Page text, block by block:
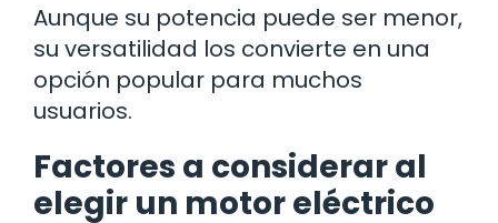
Aunque su potencia puede ser menor,
su versatilidad los convierte en una
opción popular para muchos
usuarios.
Factores a considerar al
elegir un motor eléctrico